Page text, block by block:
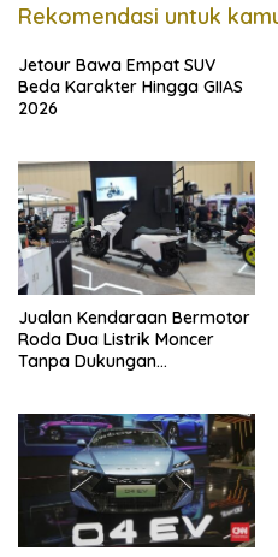
Rekomendasi untuk
Jetour Bawa Empat SUV
Beda Karakter Hingga GIIAS
2026
Jualan Kendaraan Bermotor
Roda Dua Listrik Moncer
Tanpa Dukungan